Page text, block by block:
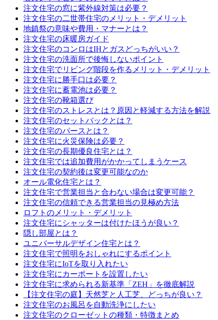
注文住宅の窓に紫外線対策は必要？
注文住宅の二世帯住宅のメリット・デメリット
地鎮祭の意味や費用・マナーとは？
注文住宅の床暖房ガイド
注文住宅のコンロはIHとガスどっちがいい？
注文住宅の洗面所で後悔しないポイント
注文住宅でリビング階段を作るメリット・デメリット
注文住宅に勝手口は必要？
注文住宅に蓄電池は必要？
注文住宅の靴箱選び
注文住宅のストレスとは？原因と軽減する方法を解説
注文住宅のセットバックとは？
注文住宅のパースとは？
注文住宅に火災保険は必要？
注文住宅の長期優良住宅とは？
注文住宅では追加費用がかかってしまうケース
注文住宅の契約後は変更可能なのか
オール電化住宅とは？
注文住宅で営業担当と合わない場合は変更可能？
注文住宅の信頼できる営業担当の見極め方法
ロフトのメリット・デメリット
注文住宅にシャッターは付けたほうが良い？
隠し部屋とは？
ユニバーサルデザイン住宅とは？
注文住宅で照明をおしゃれにするポイント
注文住宅にIoTを取り入れたい
注文住宅にカーポートを設置したい
注文住宅に求められる新基準「ZEH」を徹底解説
【注文住宅の庭】天然芝と人工芝、どっちが良い？
注文住宅のお風呂を自動洗浄にしたい
注文住宅のクローゼットの種類・特徴まとめ